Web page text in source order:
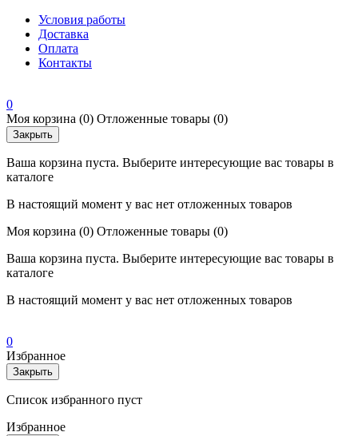
Условия работы
Доставка
Оплата
Контакты
0
Моя корзина (0) Отложенные товары (0)
Закрыть
Ваша корзина пуста. Выберите интересующие вас товары в
каталоге
В настоящий момент у вас нет отложенных товаров
Моя корзина (0) Отложенные товары (0)
Ваша корзина пуста. Выберите интересующие вас товары в
каталоге
В настоящий момент у вас нет отложенных товаров
0
Избранное
Закрыть
Список избранного пуст
Избранное